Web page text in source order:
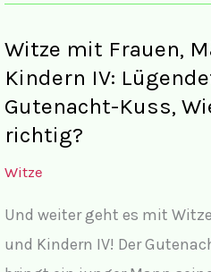
Witze mit Frauen,
Kindern IV:
Gutenacht-Kuss,
richtig?
Witze
Und weiter geht es mit
und Kindern IV! Der